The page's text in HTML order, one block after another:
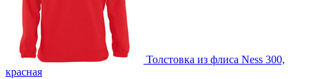
Толстовка из флиса Ness 300,
красная